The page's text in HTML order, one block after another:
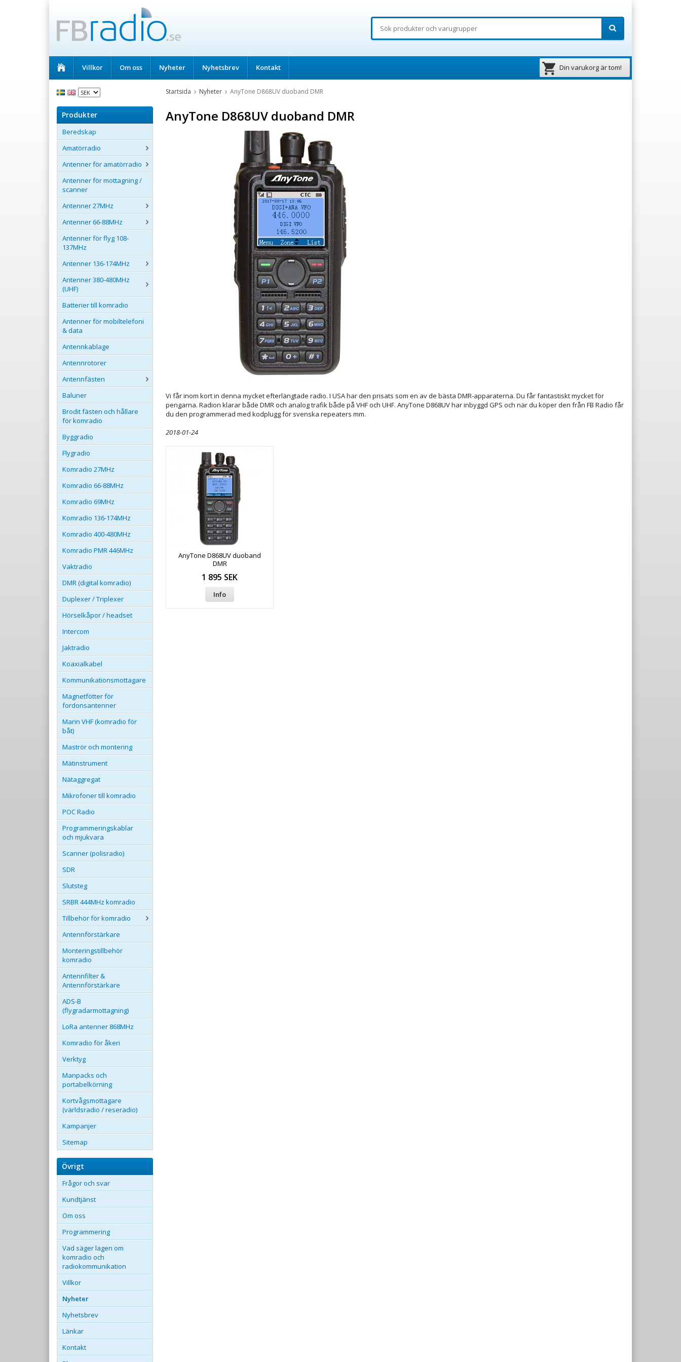
Villkor Om oss Nyheter Nyhetsbrev Kontakt Din varukorg är tom!
Produkter
Beredskap
Amatörradio
Antenner för amatörradio
Antenner för mottagning /
scanner
Antenner 27MHz
Antenner 66-88MHz
Antenner för flyg 108-
137MHz
Antenner 136-174MHz
Antenner 380-480MHz
(UHF)
Batterier till komradio
Antenner för mobiltelefoni
& data
Antennkablage
Antennrotorer
Antennfästen
Baluner
Brodit fästen och hållare
för komradio
Byggradio
Flygradio
Komradio 27MHz
Komradio 66-88MHz
Komradio 69MHz
Komradio 136-174MHz
Komradio 400-480MHz
Komradio PMR 446MHz
Vaktradio
DMR (digital komradio)
Duplexer / Triplexer
Hörselkåpor / headset
Intercom
Jaktradio
Koaxialkabel
Kommunikationsmottagare
Magnetfötter för
fordonsantenner
Marin VHF (komradio för
båt)
Maströr och montering
Mätinstrument
Nätaggregat
Mikrofoner till komradio
POC Radio
Programmeringskablar
och mjukvara
Scanner (polisradio)
SDR
Slutsteg
SRBR 444MHz komradio
Tillbehör för komradio
Antennförstärkare
Monteringstillbehör
komradio
Antennfilter &
Antennförstärkare
ADS-B
(flygradarmottagning)
LoRa antenner 868MHz
Komradio för åkeri
Verktyg
Manpacks och
portabelkörning
Kortvågsmottagare
(världsradio / reseradio)
Kampanjer
Sitemap
Övrigt
Frågor och svar
Kundtjänst
Om oss
Programmering
Vad säger lagen om
komradio och
radiokommunikation
Villkor
Nyheter
Nyhetsbrev
Länkar
Kontakt
Startsida Nyheter AnyTone D868UV duoband DMR
AnyTone D868UV duoband DMR
Vi får inom kort in denna mycket efterlängtade radio. I USA har den prisats som en av de bästa DMR-apparaterna. Du får fantastiskt mycket för
pengarna. Radion klarar både DMR och analog trafik både på VHF och UHF. AnyTone D868UV har inbyggd GPS och när du köper den från FB Radio får
du den programmerad med kodplugg för svenska repeaters mm.
2018-01-24
AnyTone D868UV duoband
DMR
1 895 SEK
Info